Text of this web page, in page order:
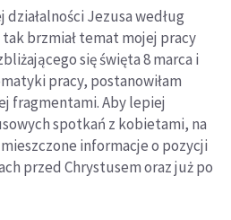
Jezusa według
tak brzmiał temat mojej pracy
się święta 8 marca i
pracy, postanowiłam
fragmentami. Aby lepiej
spotkań z kobietami, na
informacje o pozycji
przed Chrystusem oraz już po